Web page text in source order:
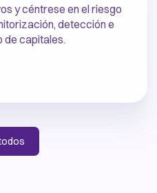
y céntrese en el riesgo
detección e
de capitales.